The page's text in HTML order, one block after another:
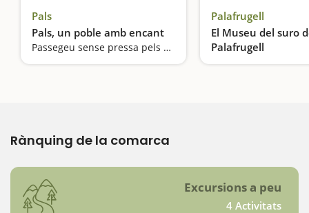
Pals
Pals, un poble amb encant
Passegeu sense pressa pels seus carrerons medievals
Palafrugell
El Museu del suro
Palafrugell
Rànquing de la comarca
Excursions a peu
4 Activitats